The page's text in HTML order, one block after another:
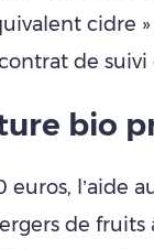
cidre
de
bio
l’aide
de fruits